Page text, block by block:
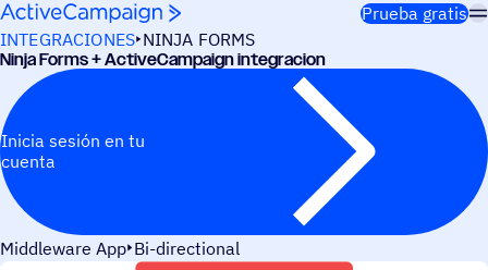
Saltar al contenido
Prueba gratis
INTEGRACIONES NINJA FORMS
Ninja Forms + ActiveCampaign integracion
Inicia sesión en tu
cuenta
Middleware App Bi-directional